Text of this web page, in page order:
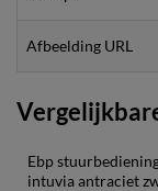
Afbeelding URL
Ebp
intuvia antraciet